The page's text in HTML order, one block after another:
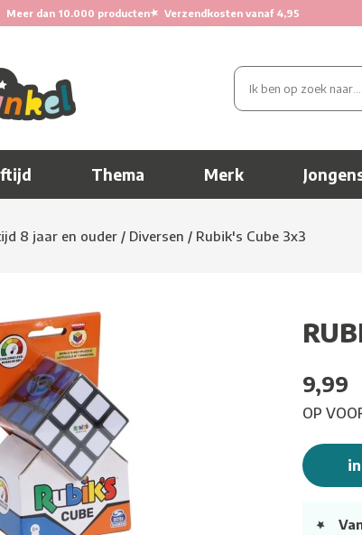
Meer dan 10.000 producten★ Verzendkosten vanaf 4,95
Thema Merk
8 jaar en ouder / Diversen / Rubik's Cube 3x3
9,99
OP